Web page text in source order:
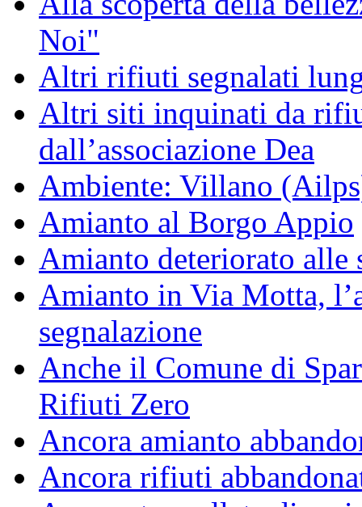
Noi"
Altri rifiuti segnalati
Altri siti inquinati da
dall’associazione Dea
Ambiente: Villano
Amianto al Borgo Appio
Amianto deteriorato alle
Amianto in Via Motta,
segnalazione
Anche il Comune di
Rifiuti Zero
Ancora amianto
Ancora rifiuti